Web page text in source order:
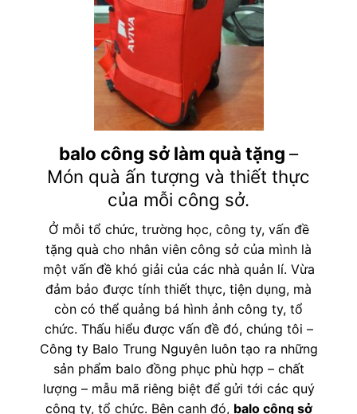
balo công sở làm quà tặng –
Món quà ấn tượng và thiết thực
của mỗi công sở.
Ở mỗi tổ chức, trường học, công ty, vấn đề
tặng quà cho nhân viên công sở của mình là
một vấn đề khó giải của các nhà quản lí. Vừa
đảm bảo được tính thiết thực, tiện dụng, mà
còn có thể quảng bá hình ảnh công ty, tổ
chức. Thấu hiểu được vấn đề đó, chúng tôi –
Công ty Balo Trung Nguyên luôn tạo ra những
sản phẩm balo đồng phục phù hợp – chất
lượng – mẫu mã riêng biệt để gửi tới các quý
công ty, tổ chức. Bên cạnh đó, balo công sở